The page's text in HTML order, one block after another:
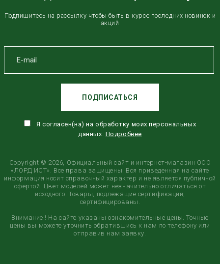
Подпишитесь на рассылку чтобы быть в курсе последних новинок и
акций
Я согласен(на) на обработку моих персональных
данных. Подробнее
ПОДПИСАТЬСЯ
Copyright © 2026, Официальный сайт и интернет-магазин ООО
«ЛОРД ИСТ». Все права защищены. Вся приведенная на сайте
информация носит справочный характер и не является публичной
офертой. Цвет моделей может незначительно отличаться от
исходного. Товары, подлежащие сертификации,
сертифицированы.
Внимание ! На сайте указаны ознакомительные цены. Точные
цены вы можете уточнить обратившись к нам по телефону или
отправив нам заявку.